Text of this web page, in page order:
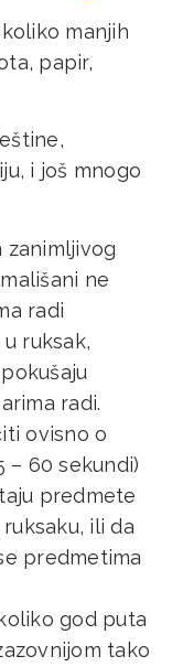
manjih
papir,
i još mnogo
ne
radi
ruksak,
radi.
ovisno o
– 60 sekundi)
predmete
ili da
predmetima
god puta
tako